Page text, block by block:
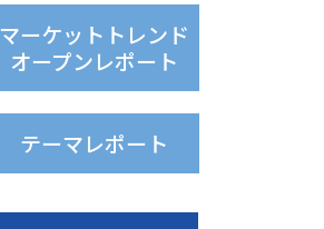
マーケットトレンド
オープンレポート
テーマレポート